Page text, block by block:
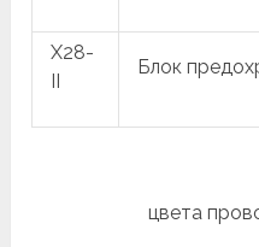
X28-
Блок
цвета